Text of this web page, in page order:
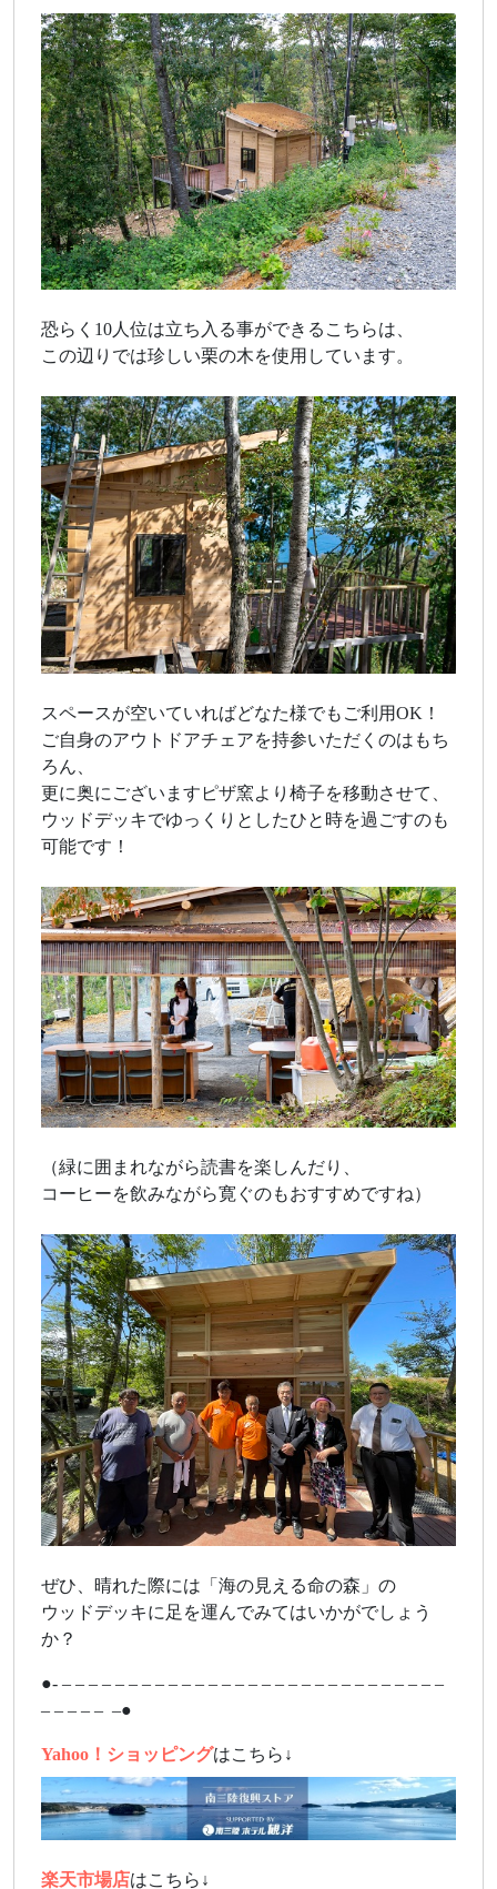
恐らく10人位は立ち入る事ができるこちらは、
この辺りでは珍しい栗の木を使用しています。
スペースが空いていればどなた様でもご利用OK！
ご自身のアウトドアチェアを持参いただくのはもち
ろん、
更に奥にございますピザ窯より椅子を移動させて、
ウッドデッキでゆっくりとしたひと時を過ごすのも
可能です！
（緑に囲まれながら読書を楽しんだり、
コーヒーを飲みながら寛ぐのもおすすめですね）
ぜひ、晴れた際には「海の見える命の森」の
ウッドデッキに足を運んでみてはいかがでしょう
か？
●- – – – – – – – – – – – – – – – – – – – – – – – – – – – – –
– – – – – –●
Yahoo！ショッピングはこちら↓
楽天市場店はこちら↓